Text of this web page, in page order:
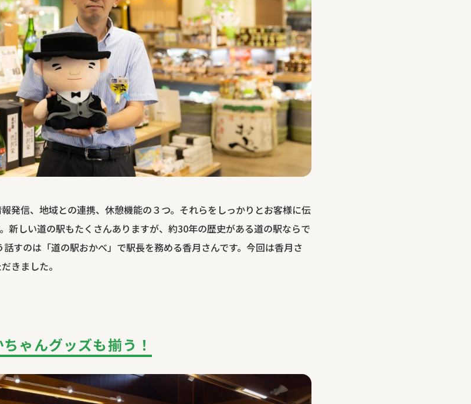
発信、地域との連携、休憩機能の３つ。それらをしっかりとお客様に伝
新しい道の駅もたくさんありますが、約30年の歴史がある道の駅ならで
すのは「道の駅おかべ」で駅長を務める香月さんです。今回は香月さ
きました。
ゃんグッズも揃う！